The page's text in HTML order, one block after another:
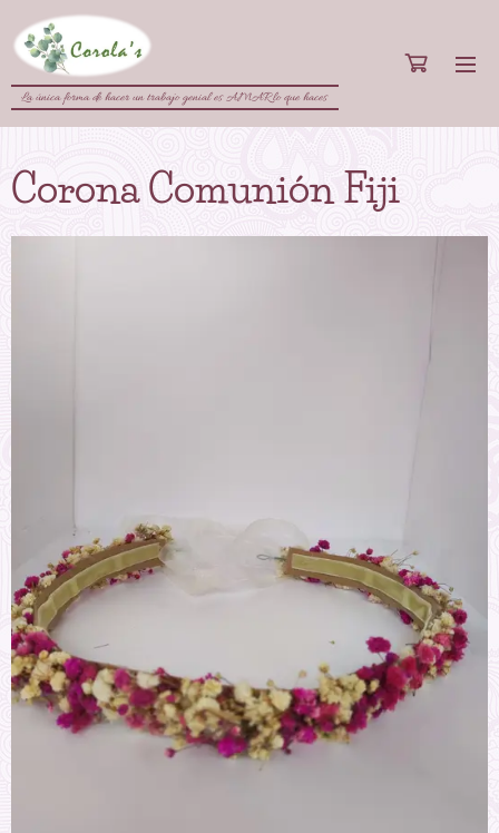
La única forma de hacer un trabajo genial es AMAR lo que haces
Corona Comunión Fiji